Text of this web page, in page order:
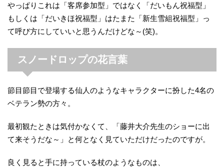
やっぱりこれは「客席参加型」ではなく「だいもん祝福型」
もしくは「だいきほ祝福型」はたまた「新生雪組祝福型」っ
て呼び方にしていいと思うんだけどな～(笑)。
スノードロップの花言葉
節目節目で登場する仙人のようなキャラクターに扮した4名の
ベテラン勢の方々。
最初観たときは気付かなくて、「藤井大介先生のショーに出
て来そうだな～」と何となく見ていただけだったのですが。
良く見ると手に持っている杖のようなものは、